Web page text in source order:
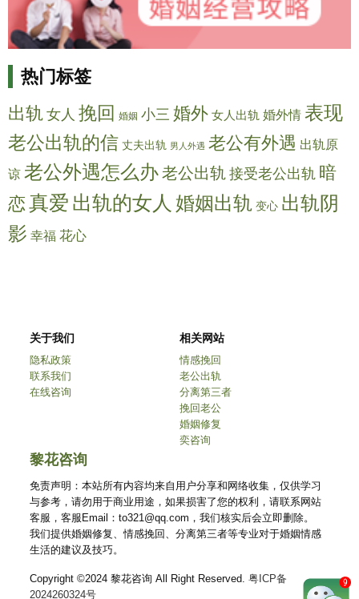
热门标签
出轨 女人 挽回 婚姻 小三 婚外 女人出轨 婚外情 表现
老公出轨的信 丈夫出轨 男人外遇 老公有外遇 出轨原
谅 老公外遇怎么办老公出轨 接受老公出轨 暗
恋 真爱 出轨的女人 婚姻出轨 变心 出轨阴
影 幸福 花心
黎花咨询
免责声明：本站所有内容均来自用户分享和网络收集，仅供学习
与参考，请勿用于商业用途，如果损害了您的权利，请联系网站
客服，客服Email：to321@qq.com，我们核实后会立即删除。
我们提供婚姻修复、情感挽回、分离第三者等专业对于婚姻情感
生活的建议及技巧。
Copyright ©2024 黎花咨询 All Right Reserved.粤ICP备
2024260324号
关于我们
隐私政策
联系我们
在线咨询
相关网站
情感挽回
老公出轨
分离第三者
挽回老公
婚姻修复
奕咨询